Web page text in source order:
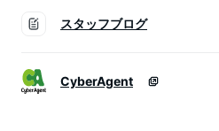
スタッフブログ
CyberAgent